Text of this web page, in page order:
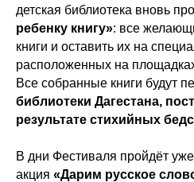
детская библиотека вновь
ребенку книгу»: все
книги и оставить их на
расположенных на
Все собранные книги будут
библиотеки Дагестана,
результате стихийных
В дни Фестиваля пройдёт
акция «Дарим русское